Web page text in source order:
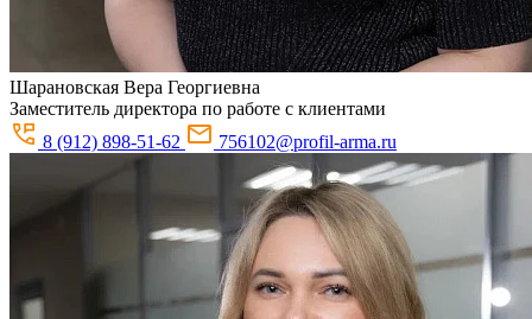
Шарановская Вера Георгиевна
Заместитель директора по работе с клиентами
8 (912) 898-51-62
756102@profil-arma.ru